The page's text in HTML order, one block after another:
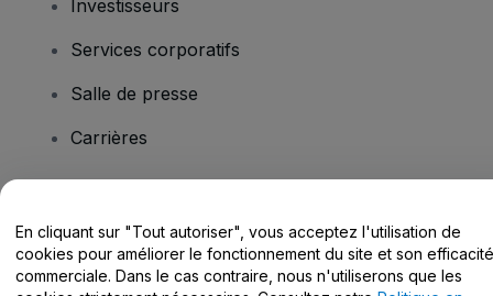
Investisseurs
Services corporatifs
Salle de presse
Carrières
Centre d'assistance / Nous contacter
En cliquant sur "Tout autoriser", vous acceptez l'utilisation de
cookies pour améliorer le fonctionnement du site et son efficacité
commerciale. Dans le cas contraire, nous n'utiliserons que les